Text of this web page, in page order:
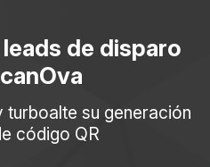
de disparo
turboalte su generación
código QR